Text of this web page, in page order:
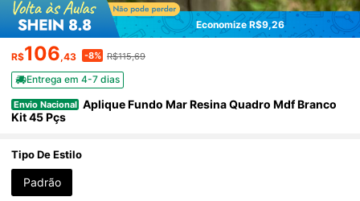
Economize R$9,26
R$106,43 -8% R$115,69
Entrega em 4-7 dias
Envio Nacional Aplique Fundo Mar Resina Quadro Mdf Branco
Kit 45 Pçs
Tipo De Estilo
Padrão